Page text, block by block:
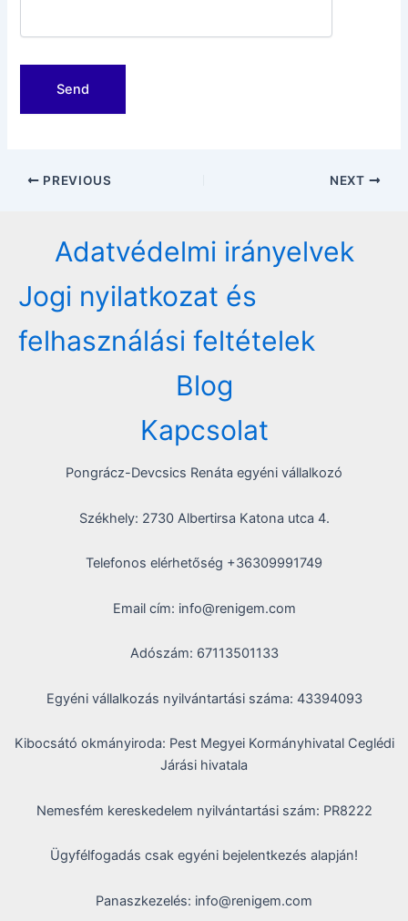
Post
PREVIOUS NEXT
Adatvédelmi irányelvek
Jogi nyilatkozat és
felhasználási feltételek
Blog
Kapcsolat
Pongrácz-Devcsics Renáta egyéni vállalkozó
Székhely: 2730 Albertirsa Katona utca 4.
Telefonos elérhetőség +36309991749
Email cím: info@renigem.com
Adószám: 67113501133
Egyéni vállalkozás nyilvántartási száma: 43394093
Kibocsátó okmányiroda: Pest Megyei Kormányhivatal Ceglédi
Járási hivatala
Nemesfém kereskedelem nyilvántartási szám: PR8222
Ügyfélfogadás csak egyéni bejelentkezés alapján!
Panaszkezelés: info@renigem.com